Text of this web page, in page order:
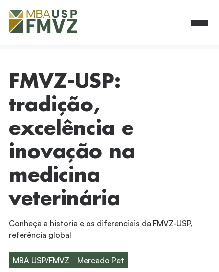
FMVZ-USP:
tradição,
excelência e
inovação na
medicina
veterinária
Conheça a história e os diferenciais da FMVZ-USP,
referência global
MBA USP/FMVZ Mercado Pet